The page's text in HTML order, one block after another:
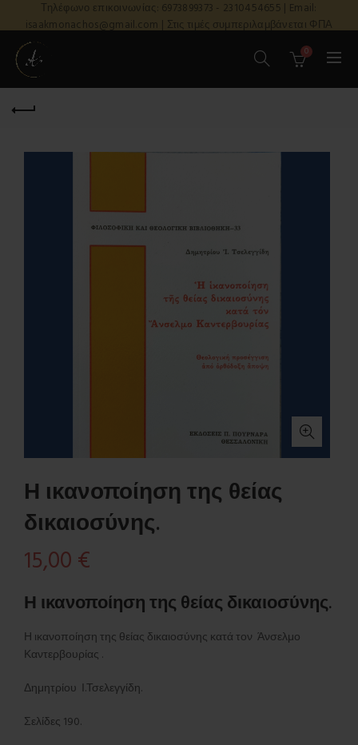
Τηλέφωνο επικοινωνίας: 6973899373 - 2310454655 | Email:
isaakmonachos@gmail.com | Στις τιμές συμπεριλαμβάνεται ΦΠΑ
0
Η ικανοποίηση της θείας
δικαιοσύνης.
15,00 €
Η ικανοποίηση της θείας δικαιοσύνης.
Η ικανοποίηση της θείας δικαιοσύνης κατά τον Άνσελμο
Καντερβουρίας .
Δημητρίου Ι.Τσελεγγίδη.
Σελίδες 190.